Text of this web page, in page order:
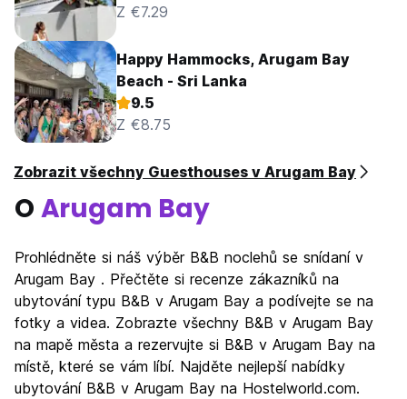
Z €7.29
Happy Hammocks, Arugam Bay
Beach - Sri Lanka
9.5
Z €8.75
Zobrazit všechny Guesthouses v Arugam Bay
O Arugam Bay
Prohlédněte si náš výběr B&B noclehů se snídaní v
Arugam Bay . Přečtěte si recenze zákazníků na
ubytování typu B&B v Arugam Bay a podívejte se na
fotky a videa. Zobrazte všechny B&B v Arugam Bay
na mapě města a rezervujte si B&B v Arugam Bay na
místě, které se vám líbí. Najděte nejlepší nabídky
ubytování B&B v Arugam Bay na Hostelworld.com.